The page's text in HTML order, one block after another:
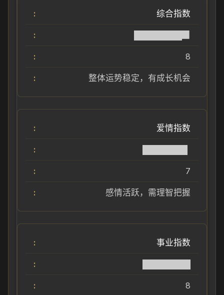
综合指数
8
整体运势稳定，有成长机会
爱情指数
7
感情活跃，需理智把握
事业指数
8